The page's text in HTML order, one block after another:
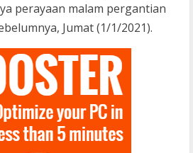
perayaan malam pergantian
Jumat (1/1/2021).